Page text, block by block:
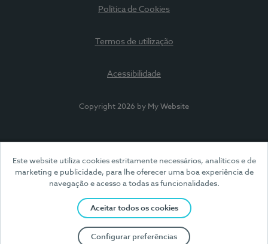
Este website utiliza cookies estritamente necessários, analíticos e de
marketing e publicidade, para lhe oferecer uma boa experiência de
navegação e acesso a todas as funcionalidades.
Aceitar todos os cookies
Configurar preferências
Política de Cookies
Termos de utilização
Acessibilidade
Copyright 2026 by My Website